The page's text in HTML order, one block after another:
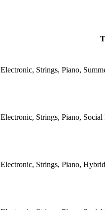
Electronic, Strings, Piano,
Electronic, Strings, Piano,
Electronic, Strings, Piano,